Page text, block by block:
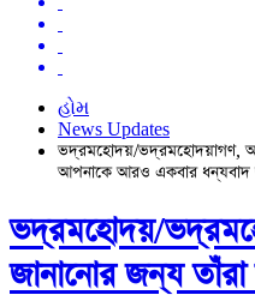
હોમ
News Updates
ভদ্রমহোদয়/ভদ্রমহোদয়াগণ,
আপনাকে আরও একবার ধন্যবাদ
ভদ্রমহোদয়/
জানানোর জন্য